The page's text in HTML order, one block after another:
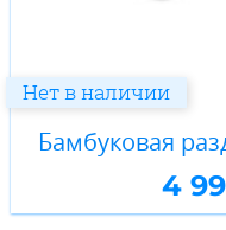
Бамбуковая
4
Нет в наличии